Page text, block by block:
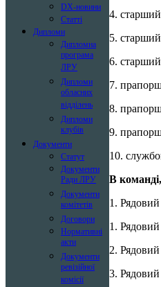
DX-новини
Статті
Дипломи
Дипломна
програма
ЛРУ
Дипломи
обласних
відділень
Дипломи
клубів
Документи
Статут
Документи
Ради ЛРУ
Документи
комітетів
Договори
Нормативні
акти
Документи
ревізійної
комісії
4.
5.
6.
7.
8.
9.
10.
В
1.
1.
2.
3.